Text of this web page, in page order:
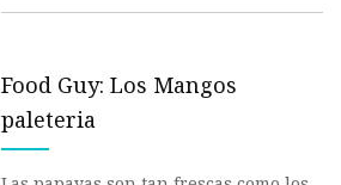
Food Guy: Los Mangos
paleteria